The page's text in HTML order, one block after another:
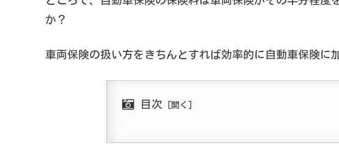
か？
車両保険の扱い方をきちんとすれば効率的に自動車保険に
目次